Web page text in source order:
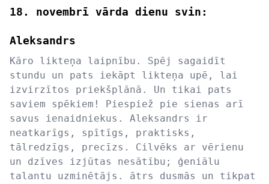
18. novembrī vārda dienu svin:
Aleksandrs
Kāro likteņa laipnību. Spēj sagaidīt
stundu un pats iekāpt likteņa upē, lai
izvirzītos priekšplānā. Un tikai pats
saviem spēkiem! Piespiež pie sienas arī
savus ienaidniekus. Aleksandrs ir
neatkarīgs, spītīgs, praktisks,
tālredzīgs, precīzs. Cilvēks ar vērienu
un dzīves izjūtas nesātību; ģeniālu
talantu uzminētājs. ātrs dusmās un tikpat